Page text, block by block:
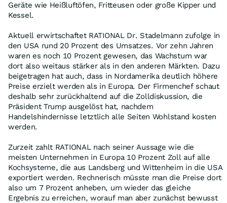
Geräte wie Heißluftöfen, Fritteusen oder große Kipper und
Kessel.
Aktuell erwirtschaftet RATIONAL Dr. Stadelmann zufolge in
den USA rund 20 Prozent des Umsatzes. Vor zehn Jahren
waren es noch 10 Prozent gewesen, das Wachstum war
dort also weitaus stärker als in den anderen Märkten. Dazu
beigetragen hat auch, dass in Nordamerika deutlich höhere
Preise erzielt werden als in Europa. Der Firmenchef schaut
deshalb sehr zurückhaltend auf die Zolldiskussion, die
Präsident Trump ausgelöst hat, nachdem
Handelshindernisse letztlich alle Seiten Wohlstand kosten
werden.
Zurzeit zahlt RATIONAL nach seiner Aussage wie die
meisten Unternehmen in Europa 10 Prozent Zoll auf alle
Kochsysteme, die aus Landsberg und Wittenheim in die USA
exportiert werden. Rechnerisch müsste man die Preise dort
also um 7 Prozent anheben, um wieder das gleiche
Ergebnis zu erreichen, worauf man aber zunächst bewusst